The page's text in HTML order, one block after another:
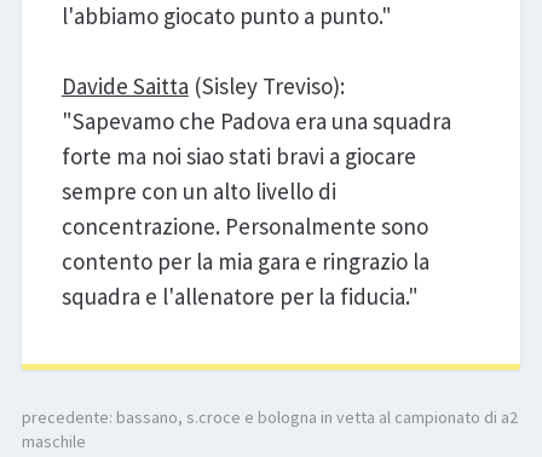
l'abbiamo giocato punto a punto."
Davide Saitta (Sisley Treviso):
"Sapevamo che Padova era una squadra
forte ma noi siao stati bravi a giocare
sempre con un alto livello di
concentrazione. Personalmente sono
contento per la mia gara e ringrazio la
squadra e l'allenatore per la fiducia."
precedente: bassano, s.croce e bologna in vetta al campionato di a2
maschile